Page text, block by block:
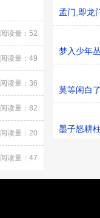
阅读量：52
阅读量：49
阅读量：36
阅读量：82
阅读量：20
阅读量：47
孟门,即龙
梦入少年
莫等闲白
墨子怒耕